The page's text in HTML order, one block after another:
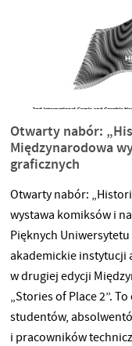
udział w wydarzeniu
oraz o tym, jakie
w obszarze kultury
Otwarty nabór:
Międzynarodowa
graficznych
Otwarty nabór:
wystawa komiksów i
Pięknych
akademickie instytucji
w drugiej edycji
„Stories of Place 2”.
studentów,
i pracowników